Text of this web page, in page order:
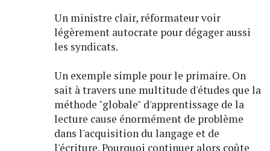
Un ministre clair, réformateur voir
légèrement autocrate pour dégager aussi
les syndicats.
Un exemple simple pour le primaire. On
sait à travers une multitude d'études que la
méthode "globale" d'apprentissage de la
lecture cause énormément de problème
dans l'acquisition du langage et de
l'écriture. Pourquoi continuer alors coûte